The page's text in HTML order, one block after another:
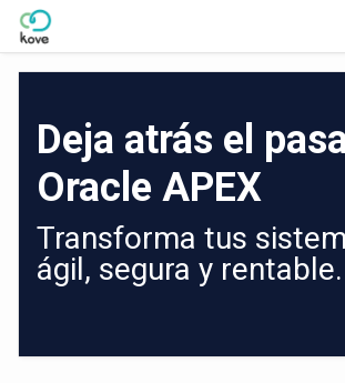
Skip to Main Content
Deja atrás el
Oracle APEX
Transforma tus
ágil, segura y rentable.